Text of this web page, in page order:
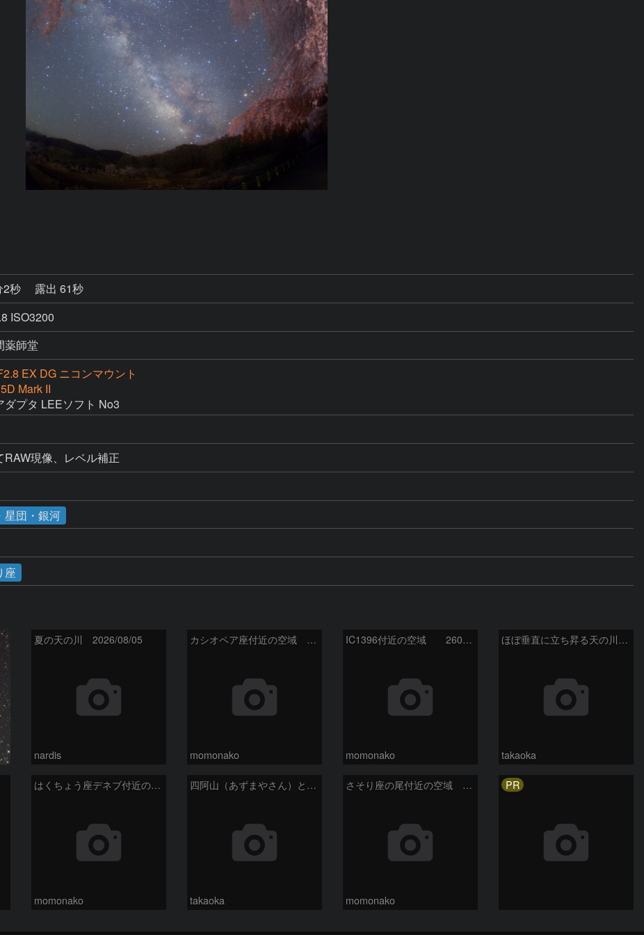
2秒
露出 61秒
ISO3200
薬師堂
EX DG ニコンマウント
Mark II
プタ LEEソフト No3
現像、レベル補正
星団・銀河
座
夏の天の川 2026/08/05
nardis
カシオペア座付近の空域 260720
momonako
IC1396付近の空域 260720
momonako
ほぼ垂直に立ち昇る天の川銀河
takaoka
はくちょう座デネブ付近の空域 260720
momonako
四阿山（あずまやさん）と立ち昇る夏の銀河
takaoka
さそり座の尾付近の空域 260718
momonako
PR